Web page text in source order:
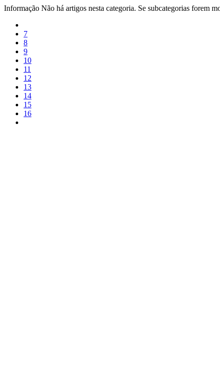
Informação Não há artigos nesta categoria. Se subcategorias forem
7
8
9
10
11
12
13
14
15
16